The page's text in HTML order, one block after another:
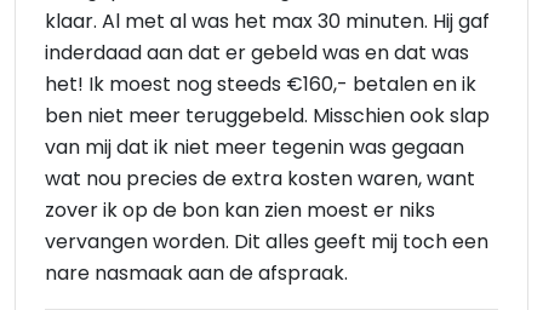
klaar. Al met al was het max 30 minuten. Hij gaf
inderdaad aan dat er gebeld was en dat was
het! Ik moest nog steeds €160,- betalen en ik
ben niet meer teruggebeld. Misschien ook slap
van mij dat ik niet meer tegenin was gegaan
wat nou precies de extra kosten waren, want
zover ik op de bon kan zien moest er niks
vervangen worden. Dit alles geeft mij toch een
nare nasmaak aan de afspraak.